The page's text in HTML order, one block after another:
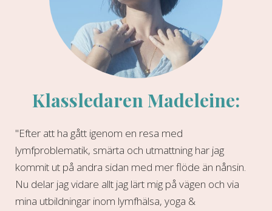
Klassledaren Madeleine:
"Efter att ha gått igenom en resa med
lymfproblematik, smärta och utmattning har jag
kommit ut på andra sidan med mer flöde än nånsin.
Nu delar jag vidare allt jag lärt mig på vägen och via
mina utbildningar inom lymfhälsa, yoga &